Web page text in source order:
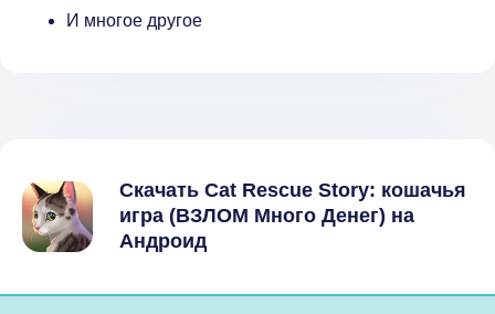
И многое другое
Скачать Cat Rescue Story: кошачья
игра (ВЗЛОМ Много Денег) на
Андроид